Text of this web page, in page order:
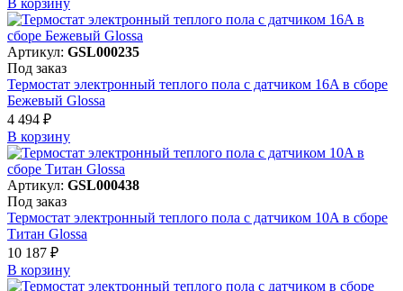
В корзинy
Артикул: GSL000235
Под заказ
Термостат электронный теплого пола с датчиком 16A в сборе
Бежевый Glossa
4 494 ₽
В корзинy
Артикул: GSL000438
Под заказ
Термостат электронный теплого пола с датчиком 10A в сборе
Титан Glossa
10 187 ₽
В корзинy